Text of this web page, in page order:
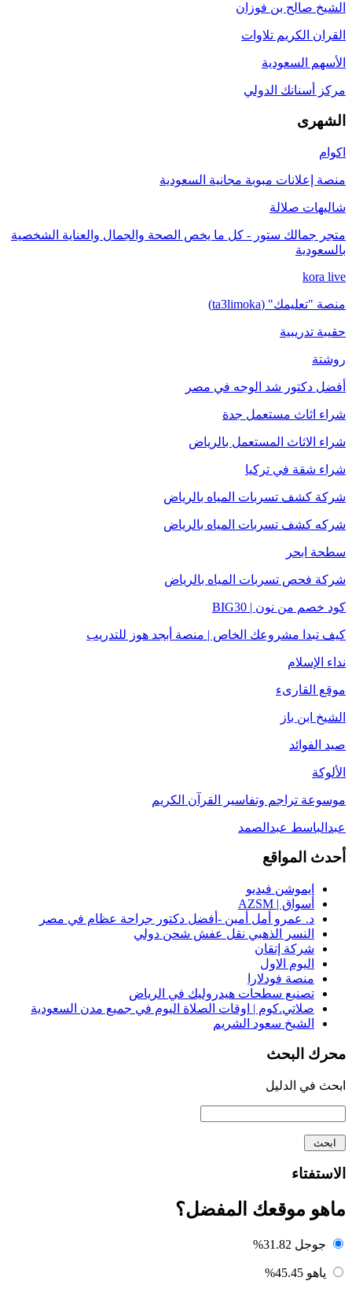
الشيخ صالح بن فوزان
القران الكريم تلاوات
الأسهم السعودية
مركز أسنانك الدولي
الشهرى
اكوام
منصة إعلانات مبوبة مجانية السعودية
شاليهات صلالة
متجر جمالك ستور - كل ما يخص الصحة والجمال والعناية الشخصية
بالسعودية
kora live
منصة "تعليمك" (ta3limoka)
حقيبة تدريبية
روشتة
أفضل دكتور شد الوجه في مصر
شراء اثاث مستعمل جدة
شراء الاثاث المستعمل بالرياض
شراء شقة في تركيا
شركة كشف تسربات المياه بالرياض
شركه كشف تسربات المياه بالرياض
سطحة ابحر
شركة فحص تسربات المياه بالرياض
كود خصم من نون | BIG30
كيف تبدا مشروعك الخاص | منصة أبجد هوز للتدريب
نداء الإسلام
موقع القارىء
الشيخ ابن باز
صيد الفوائد
الألوكة
موسوعة تراجم وتفاسير القرآن الكريم
عبدالباسط عبدالصمد
أحدث المواقع
ايموشن فيديو
أسواق | AZSM
د. عمرو أمل أمين -أفضل دكتور جراحة عظام في مصر
النسر الذهبي نقل عفش شحن دولي
شركة إتقان
اليوم الاول
منصة فودلارا
تصنيع سطحات هيدروليك في الرياض
صلاتي.كوم | اوقات الصلاة اليوم في جميع مدن السعودية
الشيخ سعود الشريم
محرك البحث
ابحث في الدليل
الاستفتاء
ماهو موقعك المفضل؟
جوجل
ياهو